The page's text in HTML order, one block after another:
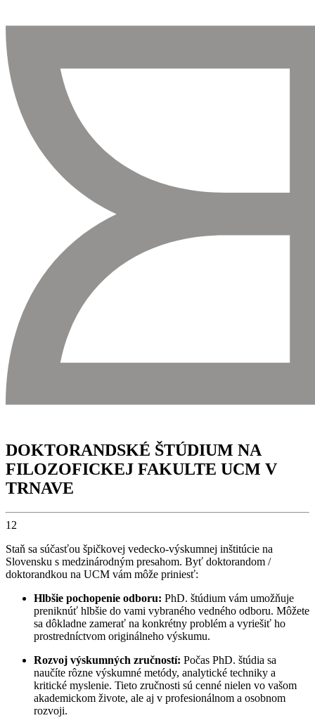
DOKTORANDSKÉ ŠTÚDIUM NA
FILOZOFICKEJ FAKULTE UCM V
TRNAVE
12
Staň sa súčasťou špičkovej vedecko-výskumnej inštitúcie na
Slovensku s medzinárodným presahom. Byť doktorandom /
doktorandkou na UCM vám môže priniesť:
Hlbšie pochopenie odboru: PhD. štúdium vám umožňuje
preniknúť hlbšie do vami vybraného vedného odboru. Môžete
sa dôkladne zamerať na konkrétny problém a vyriešiť ho
prostredníctvom originálneho výskumu.
Rozvoj výskumných zručností: Počas PhD. štúdia sa
naučíte rôzne výskumné metódy, analytické techniky a
kritické myslenie. Tieto zručnosti sú cenné nielen vo vašom
akademickom živote, ale aj v profesionálnom a osobnom
rozvoji.